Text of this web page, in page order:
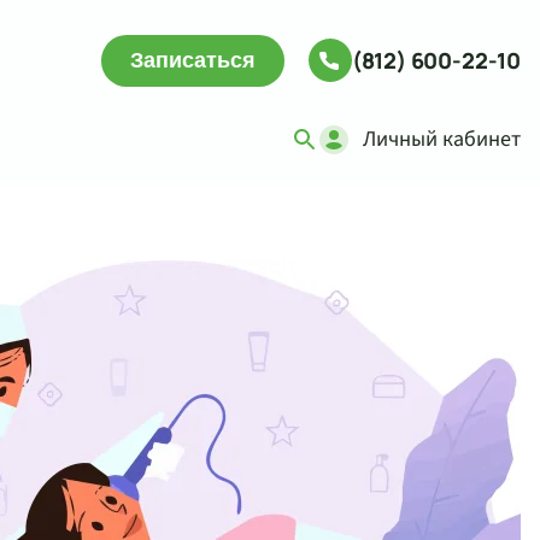
Записаться (812) 600-22-10
Личный кабинет